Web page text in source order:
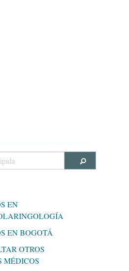
EN
EN BOGOTÁ
OTROS
MÉDICOS